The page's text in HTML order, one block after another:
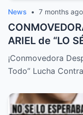
News • 7 months ago
ARIEL de “LO
FAMILIA HOY!
¡Conmovedora
Todo” Lucha